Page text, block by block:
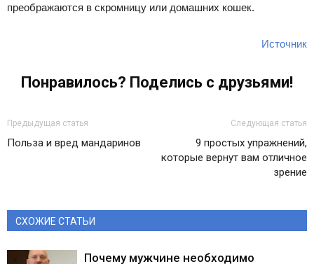
преображаются в скромницу или домашних кошек.
Источник
Понравилось? Поделись с друзьями!
Предыдущая статья
Польза и вред мандаринов
Следующая статья
9 простых упражнений,
которые вернут вам отличное
зрение
СХОЖИЕ СТАТЬИ
Почему мужчине необходимо